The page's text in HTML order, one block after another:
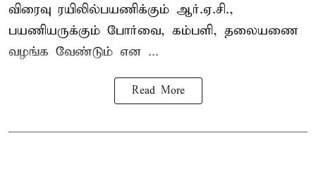
விரைவு ரயிலில்பயணிக்கும் ஆர்.ஏ.சி.,
பயணியருக்கும் போர்வை, கம்பளி, தலையணை
வழங்க வேண்டும் என ...
Read More